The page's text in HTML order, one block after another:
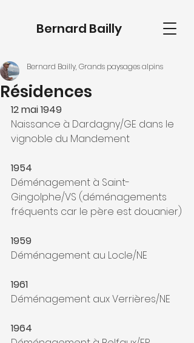
Bernard Bailly
Résidences
Bernard Bailly, Grands paysages alpins
12 mai 1949
Naissance à Dardagny/GE dans le
vignoble du Mandement
1954
Déménagement à Saint-
Gingolphe/VS (déménagements
fréquents car le père est douanier)
1959
Déménagement au Locle/NE
1961
Déménagement aux Verrières/NE
1964